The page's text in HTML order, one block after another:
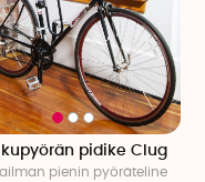
pidike Clug
pienin pyöräteline